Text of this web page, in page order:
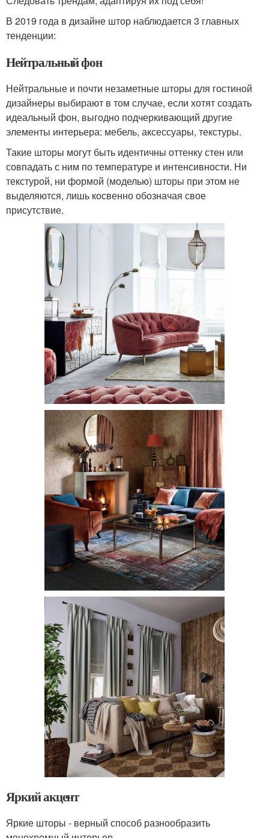
В 2019 года в дизайне штор наблюдается 3 главных
тенденции:
Нейтральный фон
Нейтральные и почти незаметные шторы для гостиной
дизайнеры выбирают в том случае, если хотят создать
идеальный фон, выгодно подчеркивающий другие
элементы интерьера: мебель, аксессуары, текстуры.
Такие шторы могут быть идентичны оттенку стен или
совпадать с ним по температуре и интенсивности. Ни
текстурой, ни формой (моделью) шторы при этом не
выделяются, лишь косвенно обозначая свое
присутствие.
Яркий акцент
Яркие шторы - верный способ разнообразить